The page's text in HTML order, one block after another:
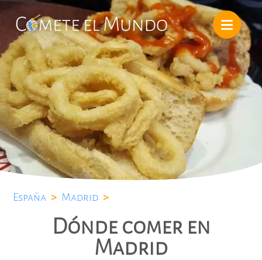
España > Madrid >
Dónde comer en
Madrid